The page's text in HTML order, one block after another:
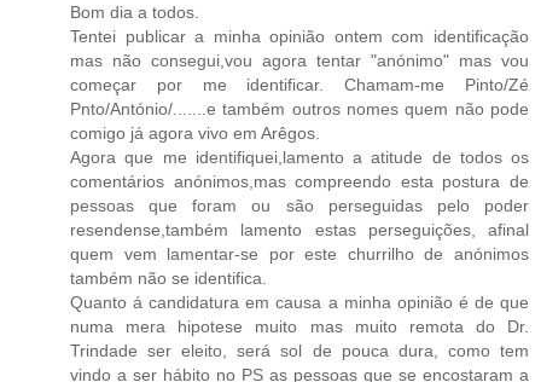
Bom dia a todos.
Tentei publicar a minha opinião ontem com identificação
mas não consegui,vou agora tentar "anónimo" mas vou
começar por me identificar. Chamam-me Pinto/Zé
Pnto/António/.......e também outros nomes quem não pode
comigo já agora vivo em Arêgos.
Agora que me identifiquei,lamento a atitude de todos os
comentários anónimos,mas compreendo esta postura de
pessoas que foram ou são perseguidas pelo poder
resendense,também lamento estas perseguições, afinal
quem vem lamentar-se por este churrilho de anónimos
também não se identifica.
Quanto á candidatura em causa a minha opinião é de que
numa mera hipotese muito mas muito remota do Dr.
Trindade ser eleito, será sol de pouca dura, como tem
vindo a ser hábito no PS as pessoas que se encostaram a